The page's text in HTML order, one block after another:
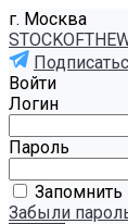
г. Москва
Войти
Логин
Пароль
Запомнить
Забыли